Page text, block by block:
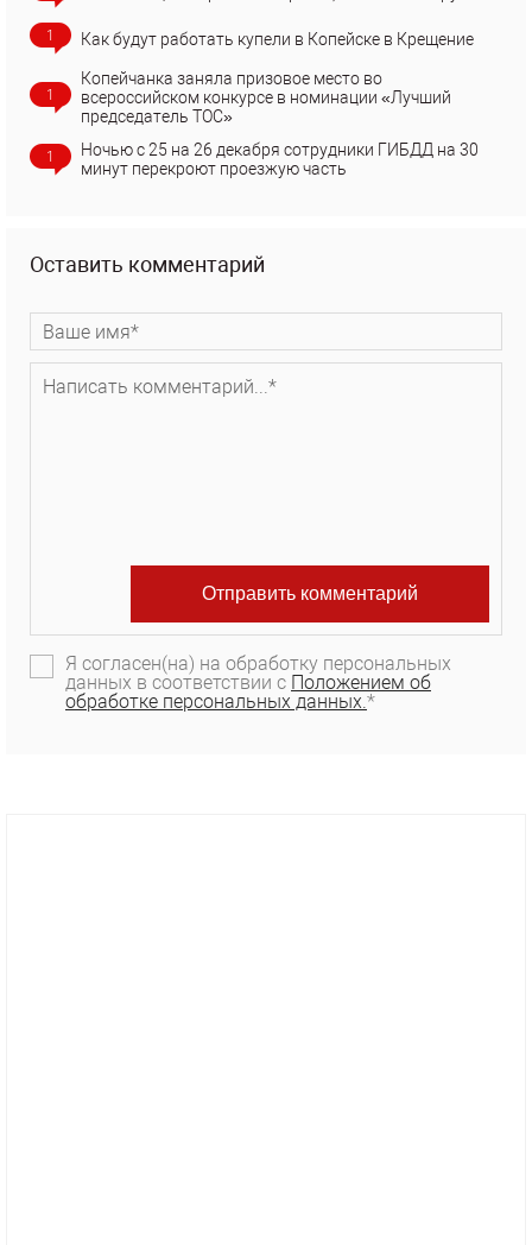
1 Как будут работать купели в Копейске в Крещение
1
Копейчанка заняла призовое место во
всероссийском конкурсе в номинации «Лучший
председатель ТОС»
1
Ночью с 25 на 26 декабря сотрудники ГИБДД на 30
минут перекроют проезжую часть
Оставить комментарий
Я согласен(на) на обработку персональных
данных в соответствии с Положением об
обработке персональных данных.*